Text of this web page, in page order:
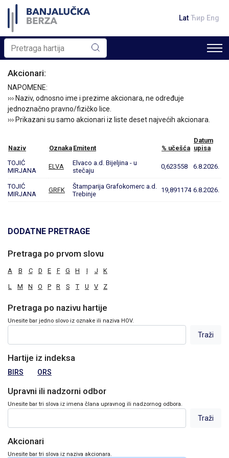
Lat Ћир Eng
Akcionari:
NAPOMENE:
››› Naziv, odnosno ime i prezime akcionara, ne određuje
jednoznačno pravno/fizičko lice.
››› Prikazani su samo akcionari iz liste deset najvećih akcionara.
Naziv Oznaka Emitent % učešća
Datum
upisa
TOJIĆ
MIRJANA
ELVA
Elvaco a.d. Bijeljina - u
stečaju
0,623558 6.8.2026.
TOJIĆ
MIRJANA
GRFK
Štamparija Grafokomerc a.d.
Trebinje
19,891174 6.8.2026.
DODATNE PRETRAGE
Pretraga po prvom slovu
A B C D E F G H I J K
L M N O P R S T U V Z
Pretraga po nazivu hartije
Unesite bar jedno slovo iz oznake ili naziva HOV.
Hartije iz indeksa
BIRS ORS
Upravni ili nadzorni odbor
Unesite bar tri slova iz imena člana upravnog ili nadzornog odbora.
Akcionari
Unesite bar tri slova iz naziva akcionara.